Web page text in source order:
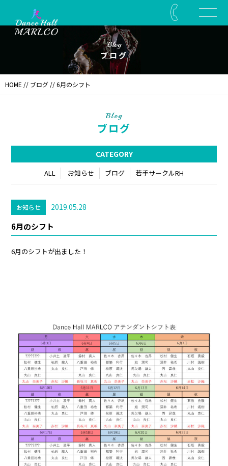
Blog
ブログ
HOME // ブログ // 6月のシフト
Blog
ブログ
CATEGORY
ALL お知らせ ブログ 若手サークルRH
お知らせ 2019.05.28
6月のシフト
6月のシフトが出ました！